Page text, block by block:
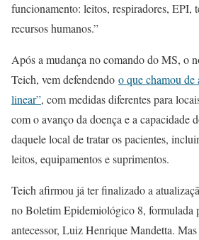
funcionamento: leitos, respiradores, EPI,
recursos humanos.”
Após a mudança no comando do MS, o
Teich, vem defendendo o que chamou de
linear”, com medidas diferentes para
com o avanço da doença e a capacidade
daquele local de tratar os pacientes,
leitos, equipamentos e suprimentos.
Teich afirmou já ter finalizado a
no Boletim Epidemiológico 8, formulada
antecessor, Luiz Henrique Mandetta.